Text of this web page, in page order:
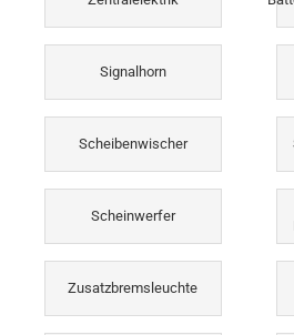
Signalhorn
Scheibenwischer
Scheinwerfer
Zusatzbremsleuchte